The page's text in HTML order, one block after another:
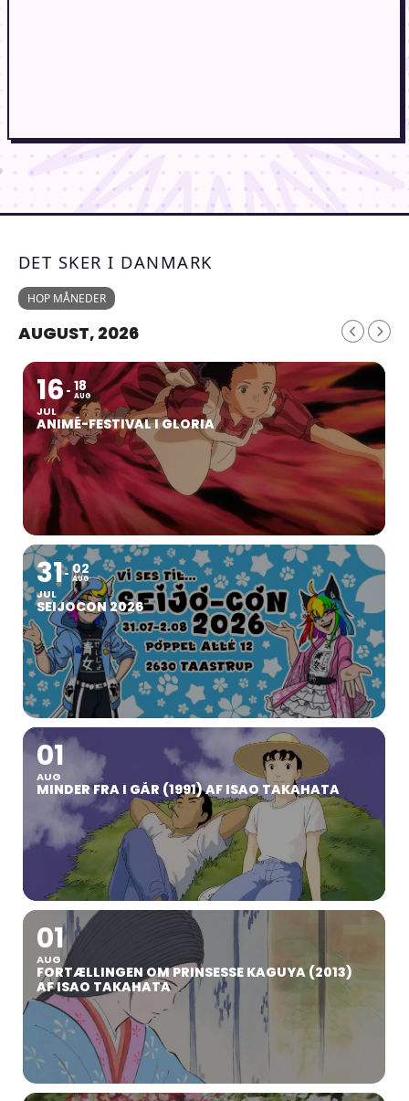
DET SKER I DANMARK
HOP MÅNEDER
AUGUST, 2026
16
JUL
18
AUG
ANIMÉ-FESTIVAL I GLORIA
31
JUL
02
AUG
SEIJOCON 2026
01
AUG
MINDER FRA I GÅR (1991) AF ISAO TAKAHATA
01
AUG
FORTÆLLINGEN OM PRINSESSE KAGUYA (2013)
AF ISAO TAKAHATA